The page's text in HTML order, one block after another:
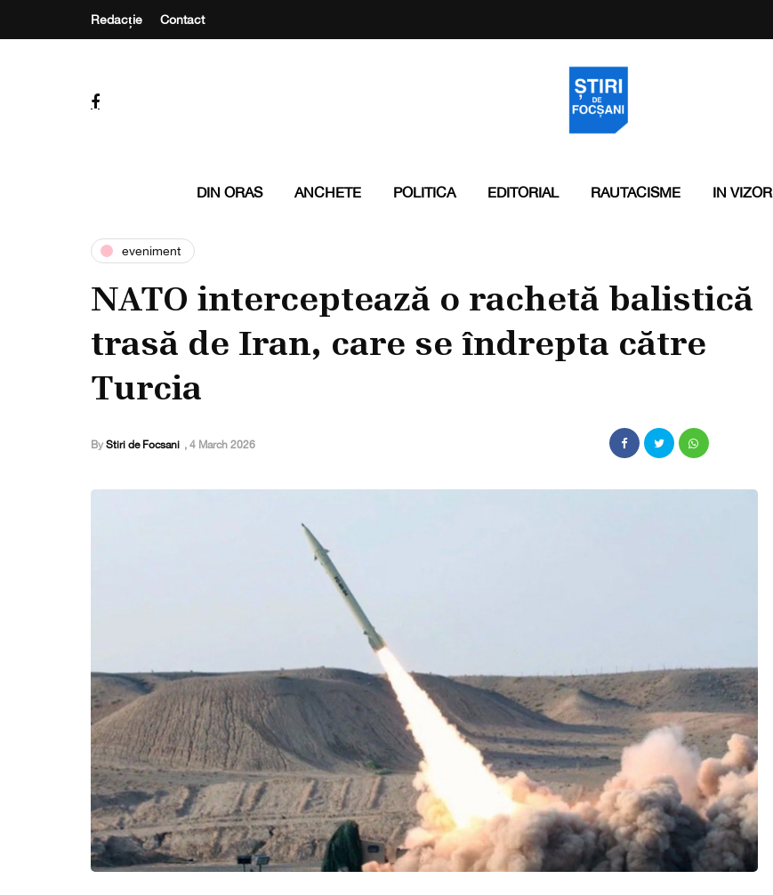
Redacție Contact
DIN ORAS ANCHETE POLITICA EDITORIAL RAUTACISME IN VIZOR
eveniment
NATO interceptează o rachetă balistică
trasă de Iran, care se îndrepta către
Turcia
By Stiri de Focsani , 4 March 2026